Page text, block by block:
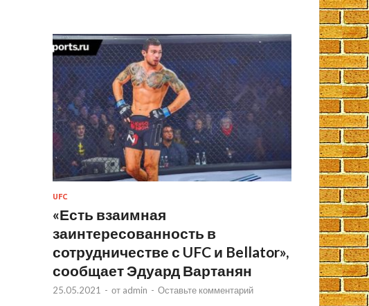
UFC
«Есть взаимная
заинтересованность в
сотрудничестве с UFC и Bellator»,
сообщает Эдуард Вартанян
25.05.2021 - от admin - Оставьте комментарий